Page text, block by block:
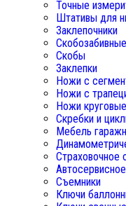
Точные
Штативы для
Заклепочники
Скобы
Заклепки
Ножи с
Ножи с
Ножи
Скребки и
Мебель
Страховочное
Съемники
Ключи